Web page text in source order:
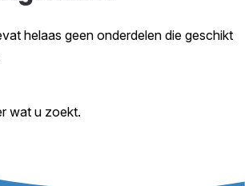
helaas geen onderdelen die geschikt
wat u zoekt.